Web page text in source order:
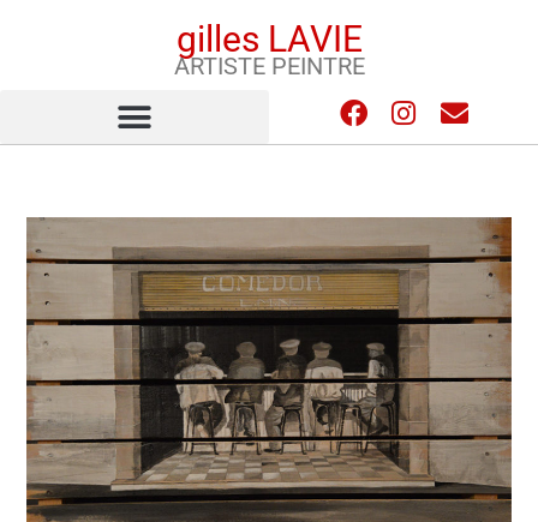
gilles LAVIE
ARTISTE PEINTRE